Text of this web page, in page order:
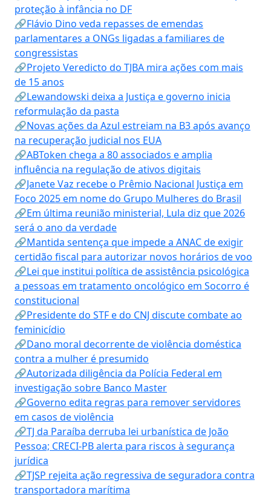
proteção à infância no DF
🔗Flávio Dino veda repasses de emendas
parlamentares a ONGs ligadas a familiares de
congressistas
🔗Projeto Veredicto do TJBA mira ações com mais
de 15 anos
🔗Lewandowski deixa a Justiça e governo inicia
reformulação da pasta
🔗Novas ações da Azul estreiam na B3 após avanço
na recuperação judicial nos EUA
🔗ABToken chega a 80 associados e amplia
influência na regulação de ativos digitais
🔗Janete Vaz recebe o Prêmio Nacional Justiça em
Foco 2025 em nome do Grupo Mulheres do Brasil
🔗Em última reunião ministerial, Lula diz que 2026
será o ano da verdade
🔗Mantida sentença que impede a ANAC de exigir
certidão fiscal para autorizar novos horários de voo
🔗Lei que institui política de assistência psicológica
a pessoas em tratamento oncológico em Socorro é
constitucional
🔗Presidente do STF e do CNJ discute combate ao
feminicídio
🔗Dano moral decorrente de violência doméstica
contra a mulher é presumido
🔗Autorizada diligência da Polícia Federal em
investigação sobre Banco Master
🔗Governo edita regras para remover servidores
em casos de violência
🔗TJ da Paraíba derruba lei urbanística de João
Pessoa; CRECI-PB alerta para riscos à segurança
jurídica
🔗TJSP rejeita ação regressiva de seguradora contra
transportadora marítima